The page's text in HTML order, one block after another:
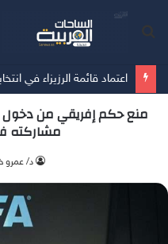
اعتماد قائمة الرزيزاء في
منع حكم إفريقي من دخول
مشاركته
د/ عمرو